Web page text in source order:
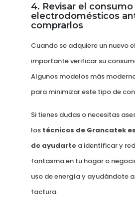
4. Revisar el
electrodomésticos
comprarlos
Cuando se adquiere un nuevo
importante verificar su
Algunos modelos más
para minimizar este tipo de
Si tienes dudas o necesitas
los técnicos de Grancatek
de ayudartea identificar y
fantasma en tu hogar o
uso de energía y ayudándote
factura.